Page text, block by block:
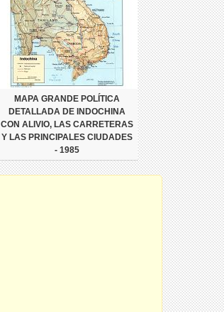
MAPA GRANDE POLÍTICA
DETALLADA DE INDOCHINA
CON ALIVIO, LAS CARRETERAS
Y LAS PRINCIPALES CIUDADES
- 1985